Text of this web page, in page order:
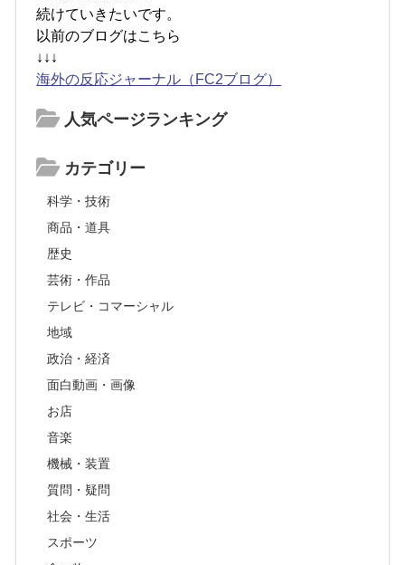
続けていきたいです。
以前のブログはこちら
↓↓↓
海外の反応ジャーナル（FC2ブログ）
人気ページランキング
カテゴリー
科学・技術
商品・道具
歴史
芸術・作品
テレビ・コマーシャル
地域
政治・経済
面白動画・画像
お店
音楽
機械・装置
質問・疑問
社会・生活
スポーツ